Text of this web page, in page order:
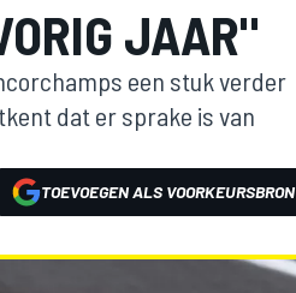
JAAR"
een stuk verder
dat er sprake is van
TOEVOEGEN ALS VOORKEURSBRON